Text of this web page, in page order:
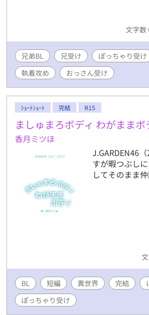
文字数
兄弟BL 兄受け ぽっちゃり受け
執着攻め
おっさん受け
ｼｮｰﾄｼｮｰﾄ 完結 R15
ましゅまろボディ わがままボ
香月ミツほ
J.GARDEN46
すが暇つぶし
してそのまま仲
BL 短編 異世界 完結
ぽっちゃり受け